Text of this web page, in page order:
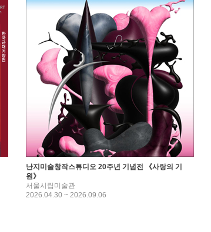
난지미술창작스튜디오 20주년 기념전 《사랑의 기
원》
서울시립미술관
2026.04.30 ~ 2026.09.06